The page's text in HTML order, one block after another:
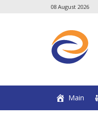
08 August 2026
Main